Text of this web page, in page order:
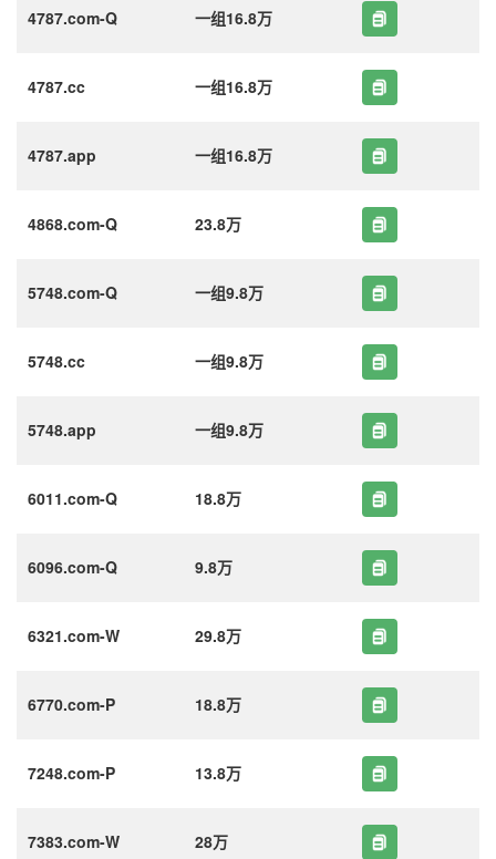
4787.com-Q 一组16.8万
4787.cc 一组16.8万
4787.app 一组16.8万
4868.com-Q 23.8万
5748.com-Q 一组9.8万
5748.cc 一组9.8万
5748.app 一组9.8万
6011.com-Q 18.8万
6096.com-Q 9.8万
6321.com-W 29.8万
6770.com-P 18.8万
7248.com-P 13.8万
7383.com-W 28万